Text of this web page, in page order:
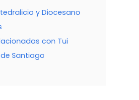
y Diocesano
con Tui
Santiago